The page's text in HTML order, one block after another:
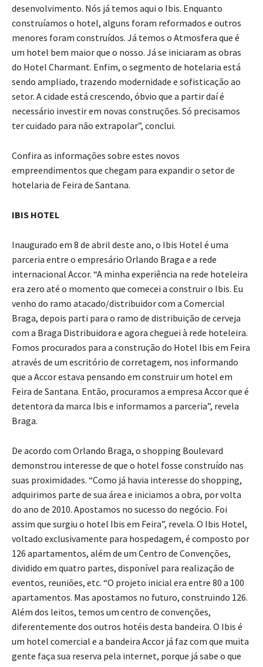
desenvolvimento. Nós já temos aqui o Ibis. Enquanto
construíamos o hotel, alguns foram reformados e outros
menores foram construídos. Já temos o Atmosfera que é
um hotel bem maior que o nosso. Já se iniciaram as obras
do Hotel Charmant. Enfim, o segmento de hotelaria está
sendo ampliado, trazendo modernidade e sofisticação ao
setor. A cidade está crescendo, óbvio que a partir daí é
necessário investir em novas construções. Só precisamos
ter cuidado para não extrapolar”, conclui.
Confira as informações sobre estes novos
empreendimentos que chegam para expandir o setor de
hotelaria de Feira de Santana.
IBIS HOTEL
Inaugurado em 8 de abril deste ano, o Ibis Hotel é uma
parceria entre o empresário Orlando Braga e a rede
internacional Accor. “A minha experiência na rede hoteleira
era zero até o momento que comecei a construir o Ibis. Eu
venho do ramo atacado/distribuidor com a Comercial
Braga, depois parti para o ramo de distribuição de cerveja
com a Braga Distribuidora e agora cheguei à rede hoteleira.
Fomos procurados para a construção do Hotel Ibis em Feira
através de um escritório de corretagem, nos informando
que a Accor estava pensando em construir um hotel em
Feira de Santana. Então, procuramos a empresa Accor que é
detentora da marca Ibis e informamos a parceria”, revela
Braga.
De acordo com Orlando Braga, o shopping Boulevard
demonstrou interesse de que o hotel fosse construído nas
suas proximidades. “Como já havia interesse do shopping,
adquirimos parte de sua área e iniciamos a obra, por volta
do ano de 2010. Apostamos no sucesso do negócio. Foi
assim que surgiu o hotel Ibis em Feira”, revela. O Ibis Hotel,
voltado exclusivamente para hospedagem, é composto por
126 apartamentos, além de um Centro de Convenções,
dividido em quatro partes, disponível para realização de
eventos, reuniões, etc. “O projeto inicial era entre 80 a 100
apartamentos. Mas apostamos no futuro, construindo 126.
Além dos leitos, temos um centro de convenções,
diferentemente dos outros hotéis desta bandeira. O Ibis é
um hotel comercial e a bandeira Accor já faz com que muita
gente faça sua reserva pela internet, porque já sabe o que